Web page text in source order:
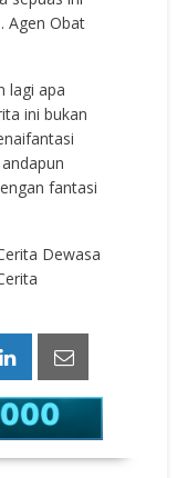
Agen Obat
lagi apa
ini bukan
fantasi
Dewasa